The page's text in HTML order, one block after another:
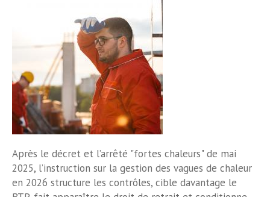
Après le décret et l’arrêté "fortes chaleurs" de mai
2025, l’instruction sur la gestion des vagues de chaleur
en 2026 structure les contrôles, cible davantage le